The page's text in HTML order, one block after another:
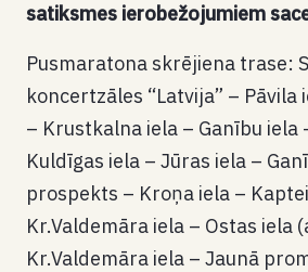
satiksmes ierobežojumiem
Pusmaratona skrējiena trase:
koncertzāles “Latvija” – Pāvila
– Krustkalna iela – Ganību iela
Kuldīgas iela – Jūras iela –
prospekts – Kroņa iela –
Kr.Valdemāra iela – Ostas iela
Kr.Valdemāra iela – Jaunā